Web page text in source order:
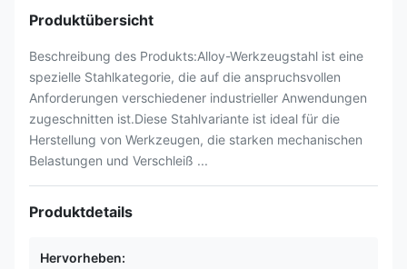
Produktübersicht
Beschreibung des Produkts:Alloy-Werkzeugstahl ist eine
spezielle Stahlkategorie, die auf die anspruchsvollen
Anforderungen verschiedener industrieller Anwendungen
zugeschnitten ist.Diese Stahlvariante ist ideal für die
Herstellung von Werkzeugen, die starken mechanischen
Belastungen und Verschleiß ...
Produktdetails
Hervorheben: